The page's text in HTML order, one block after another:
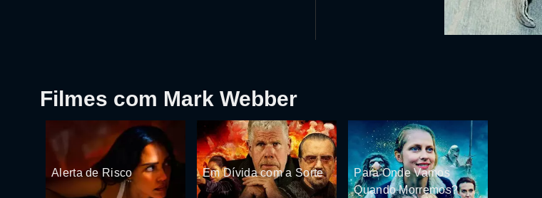
Filmes com Mark Webber
Alerta de Risco Em Dívida com a Sorte
Para Onde Vamos
Quando Morremos?